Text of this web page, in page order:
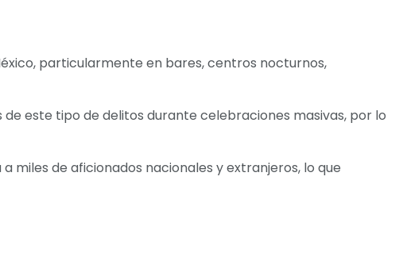
particularmente en bares, centros nocturnos,
este tipo de delitos durante celebraciones masivas, por lo
miles de aficionados nacionales y extranjeros, lo que